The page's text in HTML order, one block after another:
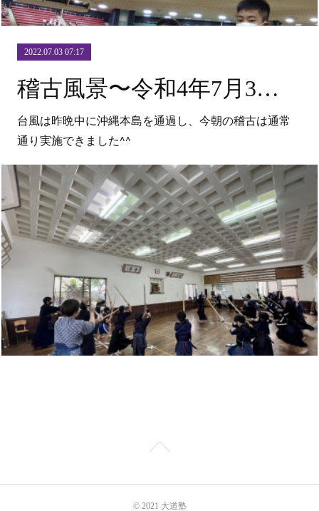
2022.07.03 07:17
稽古風景〜令和4年7月3日（日）〜
台風は昨晩中に沖縄本島を通過し、今朝の稽古は通常
通り実施できました^^
© 2021 大道塾